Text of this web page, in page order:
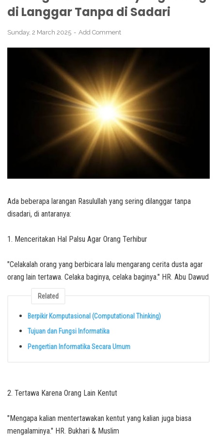
di Langgar Tanpa di Sadari
Sunday, 2 March 2025 Add Comment
Ada beberapa larangan Rasulullah yang sering dilanggar tanpa
disadari, di antaranya:
1. Menceritakan Hal Palsu Agar Orang Terhibur
"Celakalah orang yang berbicara lalu mengarang cerita dusta agar
orang lain tertawa. Celaka baginya, celaka baginya." HR. Abu Dawud
Related
Berpikir Komputasional (Computational Thinking)
Tujuan dan Fungsi Informatika
Pengertian Informatika Secara Umum
2. Tertawa Karena Orang Lain Kentut
"Mengapa kalian mentertawakan kentut yang kalian juga biasa
mengalaminya." HR. Bukhari & Muslim